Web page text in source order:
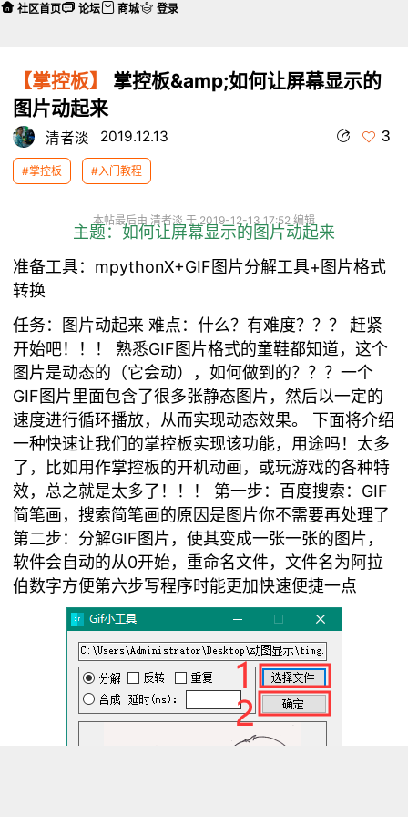
【掌控板】
掌控板&amp;如何让屏幕显示的
图片动起来
清者淡 2019.12.13 3
#掌控板 #入门教程
本帖最后由 清者淡 于 2019-12-13 17:52 编辑
主题：如何让屏幕显示的图片动起来
准备工具：mpythonX+GIF图片分解工具+图片格式
转换
任务：图片动起来 难点：什么？有难度？？？ 赶紧
开始吧！！！ 熟悉GIF图片格式的童鞋都知道，这个
图片是动态的（它会动），如何做到的？？？一个
GIF图片里面包含了很多张静态图片，然后以一定的
速度进行循环播放，从而实现动态效果。 下面将介绍
一种快速让我们的掌控板实现该功能，用途吗！太多
了，比如用作掌控板的开机动画，或玩游戏的各种特
效，总之就是太多了！！！ 第一步：百度搜索：GIF
简笔画，搜索简笔画的原因是图片你不需要再处理了
第二步：分解GIF图片，使其变成一张一张的图片，
软件会自动的从0开始，重命名文件，文件名为阿拉
伯数字方便第六步写程序时能更加快速便捷一点
社区首页 论坛 商城 登录